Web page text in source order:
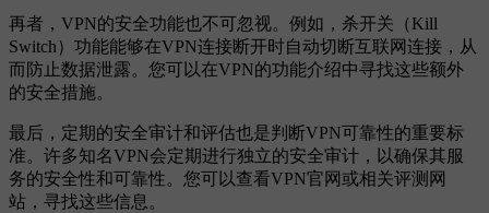
再者，VPN的安全功能也不可忽视。例如，杀开关（Kill
Switch）功能能够在VPN连接断开时自动切断互联网连接，从
而防止数据泄露。您可以在VPN的功能介绍中寻找这些额外
的安全措施。
最后，定期的安全审计和评估也是判断VPN可靠性的重要标
准。许多知名VPN会定期进行独立的安全审计，以确保其服
务的安全性和可靠性。您可以查看VPN官网或相关评测网
站，寻找这些信息。